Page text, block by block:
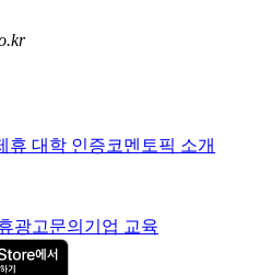
휴 대학 인증코멘토픽 소개
광고문의 기업 교육